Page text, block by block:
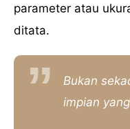
parameter atau
ditata.
Bukan
impian